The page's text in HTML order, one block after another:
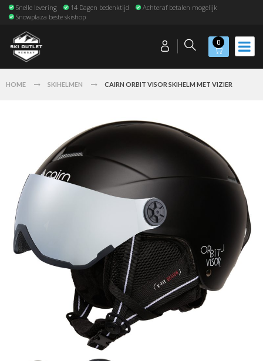
Snelle levering 14 Dagen bedenktijd
Achteraf betalen mogelijk
Snowplaza beste skishop
0
HOME SKIHELMEN CAIRN ORBIT VISOR SKIHELM MET VIZIER